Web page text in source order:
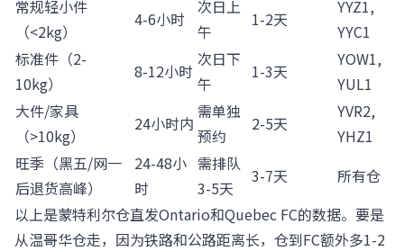
常规轻小件
（<2kg）
4-6小时
次日上
午
1-2天
YYZ1,
YYC1
标准件（2-
10kg）
8-12小时
次日下
午
1-3天
YOW1,
YUL1
大件/家具
（>10kg）
24小时内
需单独
预约
2-5天
YVR2,
YHZ1
旺季（黑五/网一
后退货高峰）
24-48小
时
需排队
3-5天
3-7天
所有仓
以上是蒙特利尔仓直发Ontario和Quebec FC的数据。要是
从温哥华仓走，因为铁路和公路距离长，仓到FC额外多1-2